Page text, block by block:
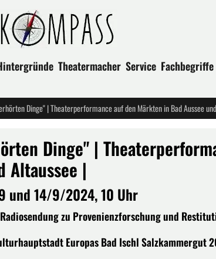
Theatermacher Service Fachbegriffe
Dinge" | Theaterperformance auf den Märkten in Bad Aussee
Dinge" |
Altaussee |
und 14/9/2024, 10 Uhr
zu Provenienzforschung und
Europas Bad Ischl Salzkammergut